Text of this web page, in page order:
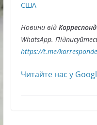
США
Новини від
WhatsApp.
https://t.me/
Читайте нас у